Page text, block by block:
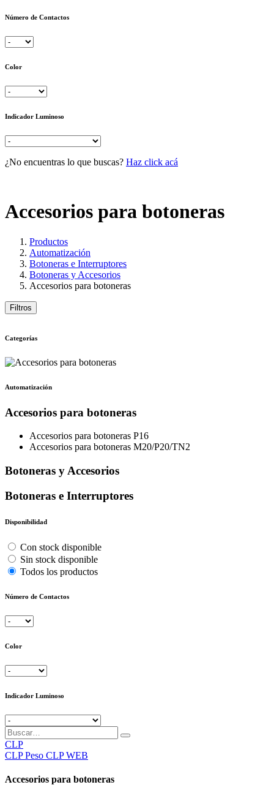
Número de Contactos
Color
Indicador Luminoso
¿No encuentras lo que buscas? Haz click acá
Accesorios para botoneras
Productos
Automatización
Botoneras e Interruptores
Botoneras y Accesorios
Accesorios para botoneras
Filtros
Categorías
Automatización
Accesorios para botoneras
Accesorios para botoneras P16
Accesorios para botoneras M20/P20/TN2
Botoneras y Accesorios
Botoneras e Interruptores
Disponibilidad
Con stock disponible
Sin stock disponible
Todos los productos
Número de Contactos
Color
Indicador Luminoso
CLP
CLP Peso CLP WEB
Accesorios para botoneras